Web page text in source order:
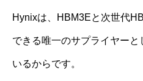
Hynixは、HBM3Eと次世代
できる唯一のサプライヤー
いるからです。